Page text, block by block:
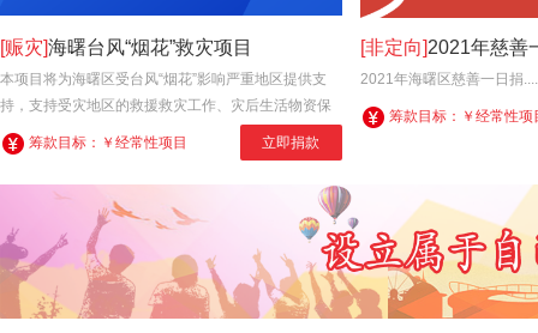
[赈灾]海曙台风“烟花”救灾项目
本项目将为海曙区受台风“烟花”影响严重地区提供支
持，支持受灾地区的救援救灾工作、灾后生活物资保
障、灾后生活生产秩序恢复和灾后重建等....
筹款目标： ￥经常性项目 立即捐款
[非定向]2021年慈善
2021年海曙区慈善一日捐....
筹款目标： ￥经常性项